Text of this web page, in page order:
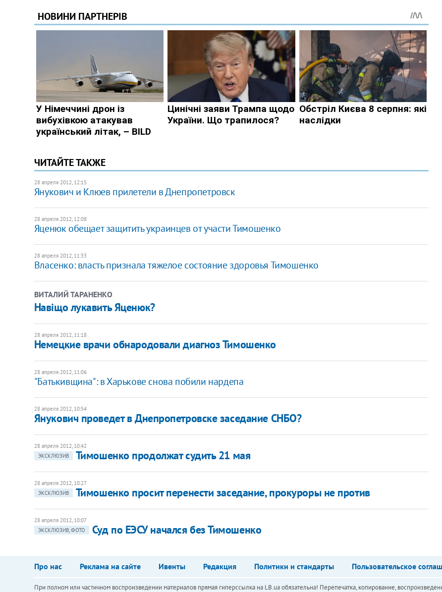
ЧИТАЙТЕ ТАКЖЕ
28 апреля 2012, 12:15
Янукович и Клюев прилетели в Днепропетровск
28 апреля 2012, 12:08
Яценюк обещает защитить украинцев от участи Тимошенко
28 апреля 2012, 11:33
Власенко: власть признала тяжелое состояние здоровья Тимошенко
ВИТАЛИЙ ТАРАНЕНКО
Навіщо лукавить Яценюк?
28 апреля 2012, 11:18
Немецкие врачи обнародовали диагноз Тимошенко
28 апреля 2012, 11:06
"Батькивщина": в Харькове снова побили нардепа
28 апреля 2012, 10:54
Янукович проведет в Днепропетровске заседание СНБО?
28 апреля 2012, 10:42
ЭКСКЛЮЗИВ
Тимошенко продолжат судить 21 мая
28 апреля 2012, 10:27
ЭКСКЛЮЗИВ
Тимошенко просит перенести заседание, прокуроры не против
28 апреля 2012, 10:07
ЭКСКЛЮЗИВ, ФОТО
Суд по ЕЭСУ начался без Тимошенко
Про нас Реклама на сайте Ивенты Редакция Политики и стандарты Пользовательское
При полном или частичном воспроизведении материалов прямая гиперссылка на LB.ua обязательна! Перепечатка, копирование,